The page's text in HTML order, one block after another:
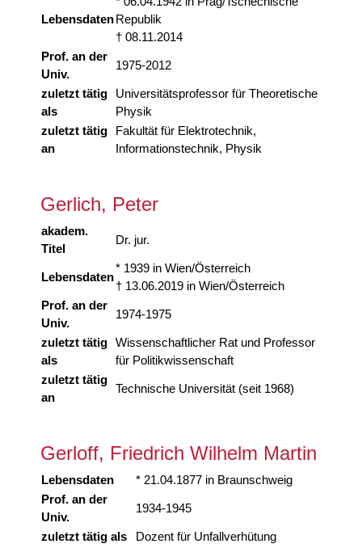
LebensdatenRepublik
† 08.11.2014
Prof. an der
Univ.
1975-2012
zuletzt tätig
als
Universitätsprofessor für Theoretische
Physik
zuletzt tätig
an
Fakultät für Elektrotechnik,
Informationstechnik, Physik
Gerlich, Peter
akadem.
Titel
Dr. jur.
Lebensdaten
* 1939 in Wien/Österreich
† 13.06.2019 in Wien/Österreich
Prof. an der
Univ.
1974-1975
zuletzt tätig
als
Wissenschaftlicher Rat und Professor
für Politikwissenschaft
zuletzt tätig
an
Technische Universität (seit 1968)
Gerloff, Friedrich Wilhelm Martin
Lebensdaten
* 21.04.1877 in Braunschweig
Prof. an der
Univ.
1934-1945
zuletzt tätig als Dozent für Unfallverhütung